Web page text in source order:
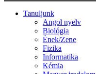
Tanuljunk
Angol nyelv
Biológia
Ének/Zene
Fizika
Informatika
Kémia